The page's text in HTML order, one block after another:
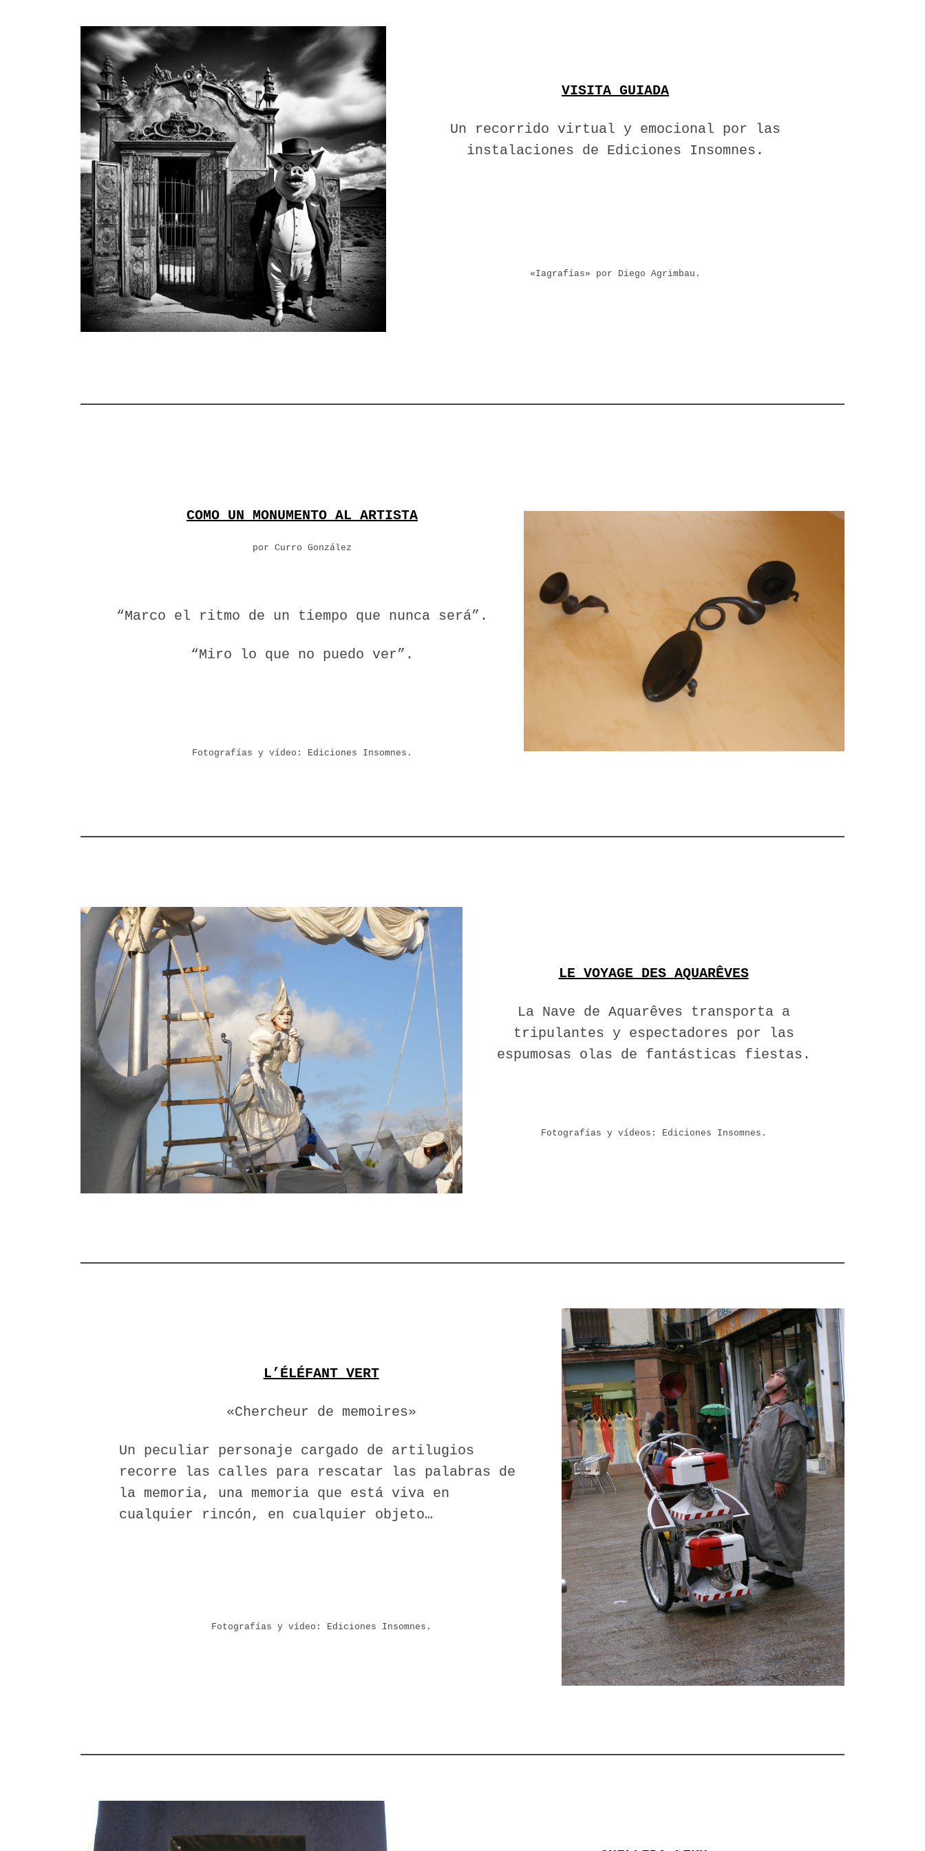
VISITA GUIADA
Un recorrido virtual y emocional por las
instalaciones de Ediciones Insomnes.
«Iagrafías» por Diego Agrimbau.
COMO UN MONUMENTO AL ARTISTA
por Curro González
“Marco el ritmo de un tiempo que nunca será”.
“Miro lo que no puedo ver”.
Fotografías y vídeo: Ediciones Insomnes.
LE VOYAGE DES AQUARÊVES
La Nave de Aquarêves transporta a
tripulantes y espectadores por las
espumosas olas de fantásticas fiestas.
Fotografías y vídeos: Ediciones Insomnes.
L’ÉLÉFANT VERT
«Chercheur de memoires»
Un peculiar personaje cargado de artilugios
recorre las calles para rescatar las palabras de
la memoria, una memoria que está viva en
cualquier rincón, en cualquier objeto…
Fotografías y vídeo: Ediciones Insomnes.